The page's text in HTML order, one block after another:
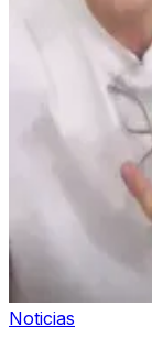
Noticias